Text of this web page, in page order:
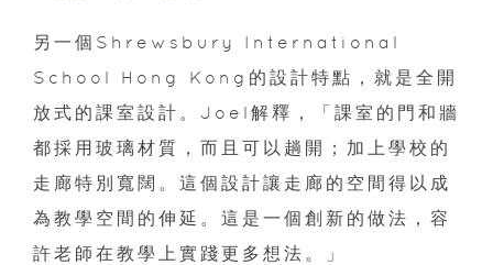
另一個Shrewsbury International
School Hong Kong的設計特點，就是全開
放式的課室設計。Joel解釋，「課室的門和牆
都採用玻璃材質，而且可以趟開；加上學校的
走廊特別寬闊。這個設計讓走廊的空間得以成
為教學空間的伸延。這是一個創新的做法，容
許老師在教學上實踐更多想法。」